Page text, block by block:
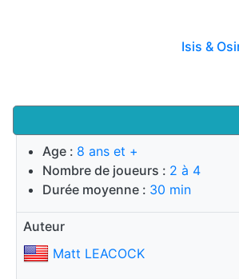
Age : 8 ans et +
Nombre de joueurs : 2 à 4
Durée moyenne : 30 min
Auteur
Matt LEACOCK
Isis &